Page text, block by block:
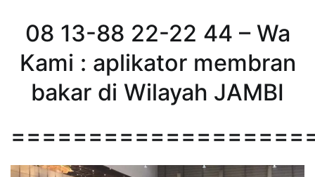
08 13-88 22-22 44 – Wa
Kami : aplikator membran
bakar di Wilayah JAMBI